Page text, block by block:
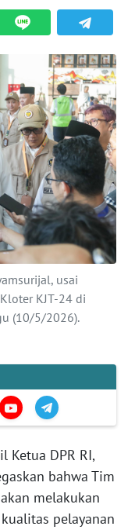
usai
KJT-24 di
(10/5/2026).
Ketua DPR RI,
bahwa Tim
melakukan
pelayanan